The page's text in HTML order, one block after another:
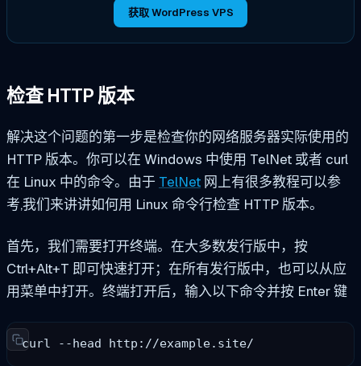
获取 WordPress VPS
检查 HTTP 版本
解决这个问题的第一步是检查你的网络服务器实际使用的
HTTP 版本。你可以在 Windows 中使用 TelNet 或者 curl
在 Linux 中的命令。由于 TelNet 网上有很多教程可以参
考,我们来讲讲如何用 Linux 命令行检查 HTTP 版本。
首先，我们需要打开终端。在大多数发行版中，按
Ctrl+Alt+T 即可快速打开；在所有发行版中，也可以从应
用菜单中打开。终端打开后，输入以下命令并按 Enter 键
curl --head http://example.site/